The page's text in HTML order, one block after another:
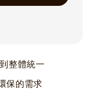
整體統一
保的需求